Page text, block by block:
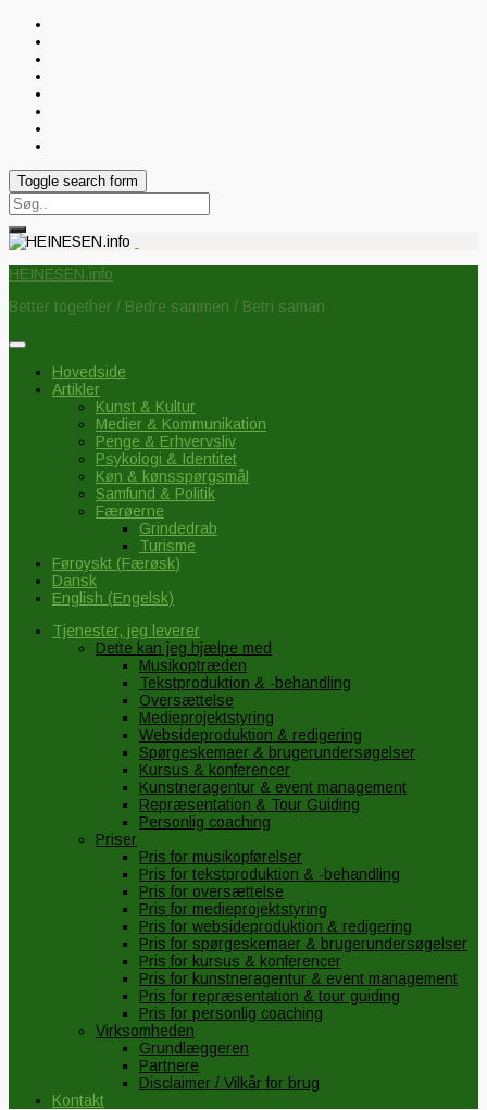
Toggle search form
Search
for:
HEINESEN.info
Better together / Bedre sammen / Betri saman
Hovedside
Artikler
Kunst & Kultur
Medier & Kommunikation
Penge & Erhvervsliv
Psykologi & Identitet
Køn & kønsspørgsmål
Samfund & Politik
Færøerne
Grindedrab
Turisme
Føroyskt (Færøsk)
Dansk
English (Engelsk)
Tjenester, jeg leverer
Dette kan jeg hjælpe med
Musikoptræden
Tekstproduktion & -behandling
Oversættelse
Medieprojektstyring
Websideproduktion & redigering
Spørgeskemaer & brugerundersøgelser
Kursus & konferencer
Kunstneragentur & event management
Repræsentation & Tour Guiding
Personlig coaching
Priser
Pris for musikopførelser
Pris for tekstproduktion & -behandling
Pris for oversættelse
Pris for medieprojektstyring
Pris for websideproduktion & redigering
Pris for spørgeskemaer & brugerundersøgelser
Pris for kursus & konferencer
Pris for kunstneragentur & event management
Pris for repræsentation & tour guiding
Pris for personlig coaching
Virksomheden
Grundlæggeren
Partnere
Disclaimer / Vilkår for brug
Kontakt